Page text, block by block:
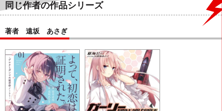
同じ作者の作品シリーズ
著者 遠坂 あさぎ